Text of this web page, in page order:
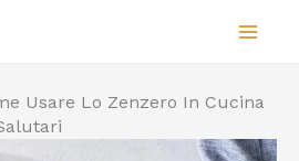
Usare Lo Zenzero In Cucina